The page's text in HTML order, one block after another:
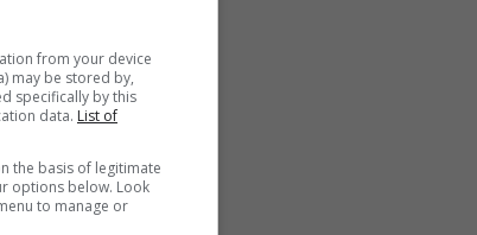
from your device
may be stored by,
specifically by this
data. List of
the basis of legitimate
options below. Look
to manage or